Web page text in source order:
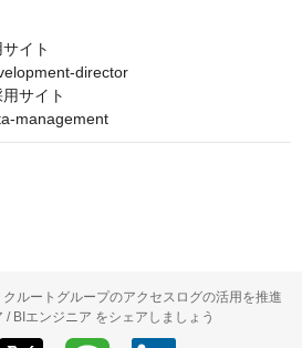
サイト
director
用サイト
management
クルートグループのアクセスログの活用を推進
BIエンジニア をシェアしましょう